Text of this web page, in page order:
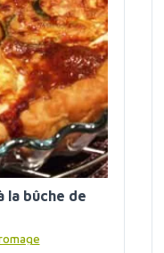
la bûche de